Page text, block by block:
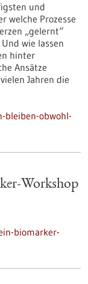
und
welche Prozesse
„gelernt“
wie lassen
hinter
Ansätze
Jahren die
obwohl-
Workshop
biomarker-